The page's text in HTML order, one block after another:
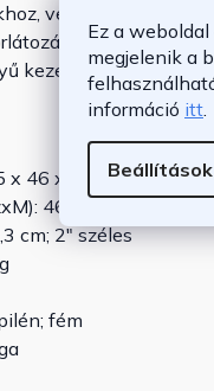
Ez a
megjelenik a
információ itt
Beállítások
vetőmaghoz,
a fogantyún
kezelhetőségért
x 46 x 105 cm
46 x 34 x 22 cm
cm; 2" széles
fém